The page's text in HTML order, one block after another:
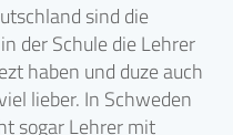
sind die
der Schule die Lehrer
haben und duze auch
lieber. In Schweden
sogar Lehrer mit